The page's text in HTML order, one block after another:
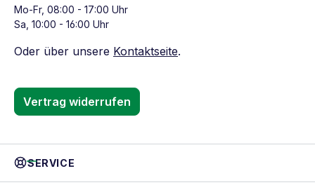
Mo-Fr, 08:00 - 17:00 Uhr
Sa, 10:00 - 16:00 Uhr
Oder über unsere Kontaktseite.
Vertrag widerrufen
SERVICE